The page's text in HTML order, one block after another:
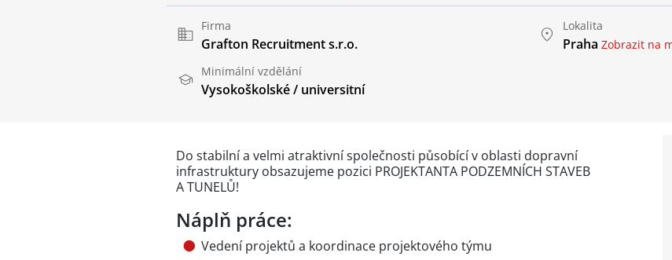
Firma
Grafton Recruitment s.r.o.
Lokalita
Praha Zobrazit na
Minimální vzdělání
Vysokoškolské / universitní
Do stabilní a velmi atraktivní společnosti působící v oblasti dopravní
infrastruktury obsazujeme pozici PROJEKTANTA PODZEMNÍCH STAVEB
A TUNELŮ!
Náplň práce:
Vedení projektů a koordinace projektového týmu